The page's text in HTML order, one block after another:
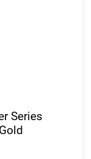
Series